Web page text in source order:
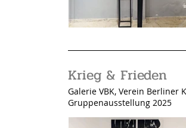
Krieg & Frieden
Galerie VBK, Verein Berliner
Gruppenausstellung 2025